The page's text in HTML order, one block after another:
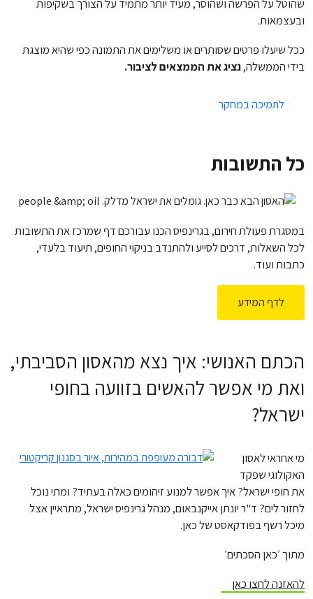
שהוטל על הפרשה ושהוסר, מעיד יותר מתמיד על הצורך בשקיפות
ובעצמאות.
ככל שיעלו פרטים שסותרים או משלימים את התמונה כפי שהיא מוצגת
בידי הממשלה,נציג את הממצאים לציבור.
לתמיכה במחקר
כל התשובות
במסגרת פעולת חירום, בגרינפיס הכנו עבורכם דף שמרכז את התשובות
לכל השאלות, דרכים לסייע ולהתנדב בניקוי החופים, תיעוד בלעדי,
כתבות ועוד.
לדף המידע
הכתם האנושי: איך נצא מהאסון הסביבתי,
ואת מי אפשר להאשים בזוועה בחופי
ישראל?
מי אחראי לאסון
האקולוגי שפקד
את חופי ישראל? איך אפשר למנוע זיהומים כאלה בעתיד? ומתי נוכל
לחזור לים? ד"ר יונתן אייקנבאום, מנהל גרינפיס ישראל, מתראיין אצל
מיכל רשף בפודקאסט של כאן.
מתוך ׳כאן הסכתים׳
להאזנה לחצו כאן